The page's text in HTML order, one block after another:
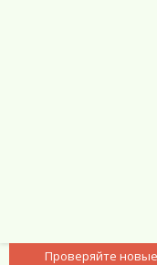
Проверяйте